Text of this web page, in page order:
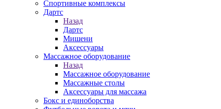
Спортивные комплексы
Дартс
Назад
Дартс
Мишени
Аксессуары
Массажное оборудование
Назад
Массажное оборудование
Массажные столы
Аксессуары для массажа
Бокс и единоборства